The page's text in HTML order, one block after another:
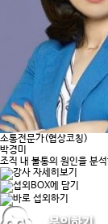
소통전문가(협상코칭)
박경미
조직 내 불통의 원인을 분